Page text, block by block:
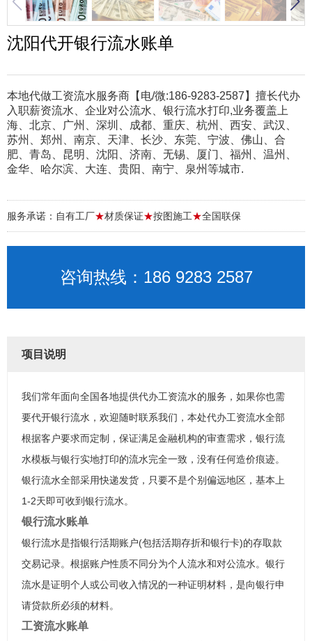
沈阳代开银行流水账单
本地代做工资流水服务商【电/微:186-9283-2587】擅长代办
入职薪资流水、企业对公流水、银行流水打印,业务覆盖上
海、北京、广州、深圳、成都、重庆、杭州、西安、武汉、
苏州、郑州、南京、天津、长沙、东莞、宁波、佛山、合
肥、青岛、昆明、沈阳、济南、无锡、厦门、福州、温州、
金华、哈尔滨、大连、贵阳、南宁、泉州等城市.
服务承诺：自有工厂★材质保证★按图施工★全国联保
咨询热线：186 9283 2587
项目说明
我们常年面向全国各地提供代办工资流水的服务，如果你也需
要代开银行流水，欢迎随时联系我们，本处代办工资流水全部
根据客户要求而定制，保证满足金融机构的审查需求，银行流
水模板与银行实地打印的流水完全一致，没有任何造价痕迹。
银行流水全部采用快递发货，只要不是个别偏远地区，基本上
1-2天即可收到银行流水。
银行流水账单
银行流水是指银行活期账户(包括活期存折和银行卡)的存取款
交易记录。根据账户性质不同分为个人流水和对公流水。银行
流水是证明个人或公司收入情况的一种证明材料，是向银行申
请贷款所必须的材料。
工资流水账单